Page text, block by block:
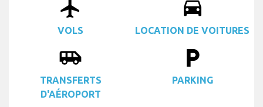
airplanemode_active
VOLS
drive_eta
LOCATION DE VOITURES
airport_shuttle
TRANSFERTS
D'AÉROPORT
local_parking
PARKING